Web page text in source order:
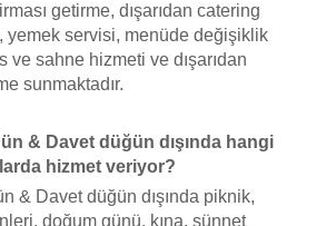
getirme, dışarıdan catering
yemek servisi, menüde değişiklik
ve sahne hizmeti ve dışarıdan
sunmaktadır.
& Davet düğün dışında hangi
hizmet veriyor?
& Davet düğün dışında piknik,
doğum günü, kına, sünnet